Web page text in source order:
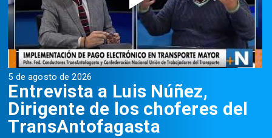
5 de agosto de 2026
Entrevista a Luis Núñez,
Dirigente de los choferes del
TransAntofagasta